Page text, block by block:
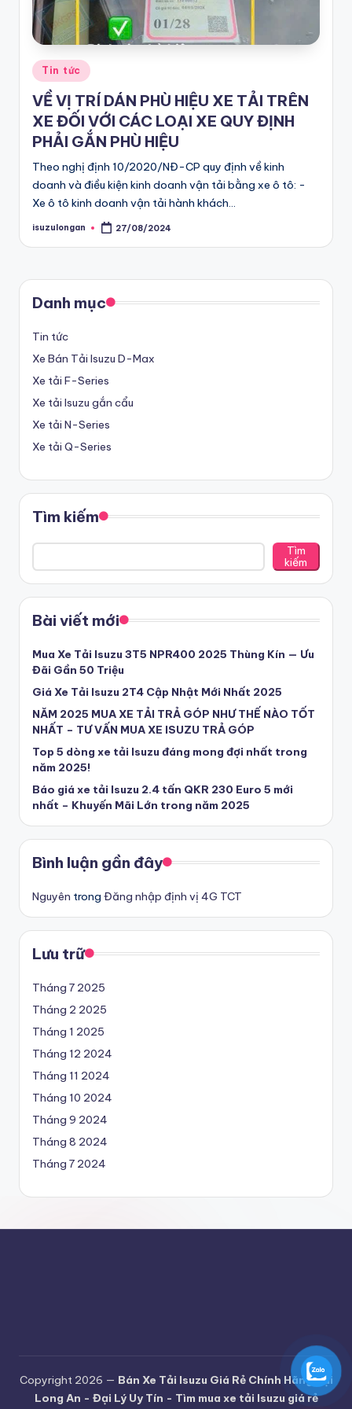
G
iá
R
ẻ
C
h
ín
h
H
n
g
T
ạ
L
o
g
A
n
-
Đ
ạ
L
ý
U
y
T
ín
-
T
m
m
u
a
x
e
t
ả
Is
u
z
h
ín
bán
tải
D-
Max
chính
hãng,
Xe
Du
lịch
MU-
X
Chính
giá
tốt
Posted
in
Tin tức
VỀ VỊ TRÍ DÁN PHÙ HIỆU XE TẢI TRÊN
XE ĐỐI VỚI CÁC LOẠI XE QUY ĐỊNH
PHẢI GẮN PHÙ HIỆU
Theo nghị định 10/2020/NĐ-CP quy định về kinh
doanh và điều kiện kinh doanh vận tải bằng xe ô tô: -
Xe ô tô kinh doanh vận tải hành khách…
Posted
isuzulongan 27/08/2024
Danh mục
Tin tức
Xe Bán Tải Isuzu D-Max
Xe tải F-Series
Xe tải Isuzu gắn cẩu
Xe tải N-Series
Xe tải Q-Series
Tìm kiếm
Tìm
kiếm
Bài viết mới
Mua Xe Tải Isuzu 3T5 NPR400 2025 Thùng Kín — Ưu
Đãi Gần 50 Triệu
Giá Xe Tải Isuzu 2T4 Cập Nhật Mới Nhất 2025
NĂM 2025 MUA XE TẢI TRẢ GÓP NHƯ THẾ NÀO TỐT
NHẤT – TƯ VẤN MUA XE ISUZU TRẢ GÓP
Top 5 dòng xe tải Isuzu đáng mong đợi nhất trong
năm 2025!
Báo giá xe tải Isuzu 2.4 tấn QKR 230 Euro 5 mới
nhất – Khuyến Mãi Lớn trong năm 2025
Bình luận gần đây
Nguyên trong Đăng nhập định vị 4G TCT
Lưu trữ
Tháng 7 2025
Tháng 2 2025
Tháng 1 2025
Tháng 12 2024
Tháng 11 2024
Tháng 10 2024
Tháng 9 2024
Tháng 8 2024
Tháng 7 2024
Copyright 2026 — Bán Xe Tải Isuzu Giá Rẻ Chính Hãng Tại
Long An - Đại Lý Uy Tín - Tìm mua xe tải Isuzu giá rẻ